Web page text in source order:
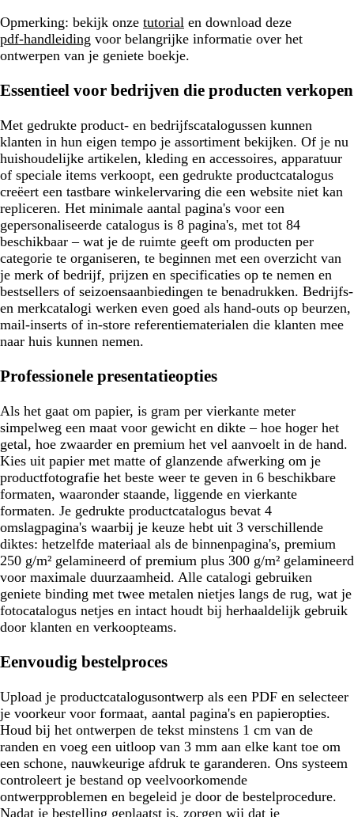
Opmerking: bekijk onze tutorial en download deze
pdf-handleiding voor belangrijke informatie over het
ontwerpen van je geniete boekje.
Essentieel voor bedrijven die producten verkopen
Met gedrukte product- en bedrijfscatalogussen kunnen
klanten in hun eigen tempo je assortiment bekijken. Of je nu
huishoudelijke artikelen, kleding en accessoires, apparatuur
of speciale items verkoopt, een gedrukte productcatalogus
creëert een tastbare winkelervaring die een website niet kan
repliceren. Het minimale aantal pagina's voor een
gepersonaliseerde catalogus is 8 pagina's, met tot 84
beschikbaar – wat je de ruimte geeft om producten per
categorie te organiseren, te beginnen met een overzicht van
je merk of bedrijf, prijzen en specificaties op te nemen en
bestsellers of seizoensaanbiedingen te benadrukken. Bedrijfs-
en merkcatalogi werken even goed als hand-outs op beurzen,
mail-inserts of in-store referentiematerialen die klanten mee
naar huis kunnen nemen.
Professionele presentatieopties
Als het gaat om papier, is gram per vierkante meter
simpelweg een maat voor gewicht en dikte – hoe hoger het
getal, hoe zwaarder en premium het vel aanvoelt in de hand.
Kies uit papier met matte of glanzende afwerking om je
productfotografie het beste weer te geven in 6 beschikbare
formaten, waaronder staande, liggende en vierkante
formaten. Je gedrukte productcatalogus bevat 4
omslagpagina's waarbij je keuze hebt uit 3 verschillende
diktes: hetzelfde materiaal als de binnenpagina's, premium
250 g/m² gelamineerd of premium plus 300 g/m² gelamineerd
voor maximale duurzaamheid. Alle catalogi gebruiken
geniete binding met twee metalen nietjes langs de rug, wat je
fotocatalogus netjes en intact houdt bij herhaaldelijk gebruik
door klanten en verkoopteams.
Eenvoudig bestelproces
Upload je productcatalogusontwerp als een PDF en selecteer
je voorkeur voor formaat, aantal pagina's en papieropties.
Houd bij het ontwerpen de tekst minstens 1 cm van de
randen en voeg een uitloop van 3 mm aan elke kant toe om
een schone, nauwkeurige afdruk te garanderen. Ons systeem
controleert je bestand op veelvoorkomende
ontwerpproblemen en begeleid je door de bestelprocedure.
Nadat je bestelling geplaatst is, zorgen wij dat je